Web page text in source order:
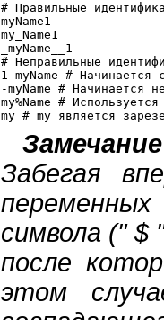
# Правильные
myName1
my_Name1
_myName__1
# Неправильные
1 myName # Начинается
-myName # Начинается
my%Name #
Замечание
Забегая
символа (" $
после
этом